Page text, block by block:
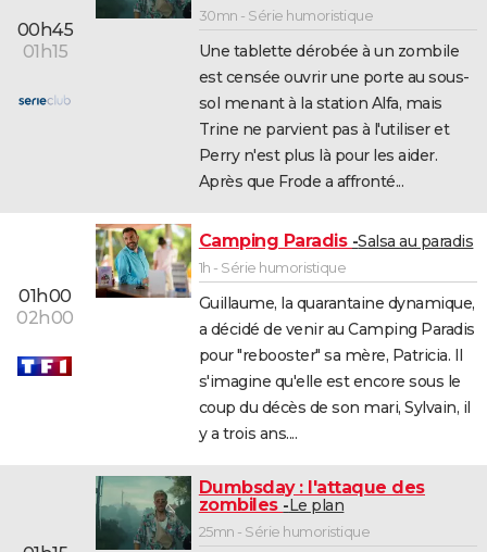
00h45
01h15
30mn - Série humoristique
Une tablette dérobée à un zombile
est censée ouvrir une porte au sous-
sol menant à la station Alfa, mais
Trine ne parvient pas à l'utiliser et
Perry n'est plus là pour les aider.
Après que Frode a affronté...
01h00
02h00
Camping Paradis Salsa au paradis
1h - Série humoristique
Guillaume, la quarantaine dynamique,
a décidé de venir au Camping Paradis
pour "rebooster" sa mère, Patricia. Il
s'imagine qu'elle est encore sous le
coup du décès de son mari, Sylvain, il
y a trois ans....
Dumbsday : l'attaque des
zombiles
Le plan
25mn - Série humoristique